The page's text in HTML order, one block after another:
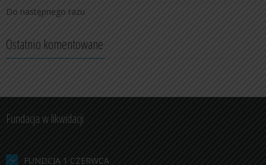
Do następnego razu
Ostatnio komentowane
Fundacja w likwidacji
FUNDCJA 1 CZERWCA